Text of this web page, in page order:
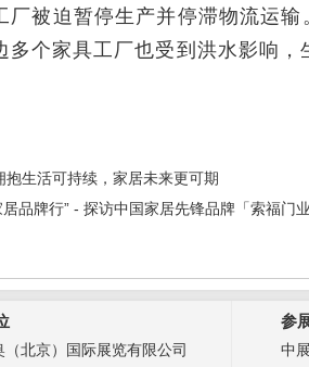
厂被迫暂停生产并停滞物流运
多个家具工厂也受到洪水影响
抱生活可持续，家居未来更可期
品牌行” - 探访中国家居先锋品牌「索福门业
（北京）国际展览有限公司
参
中